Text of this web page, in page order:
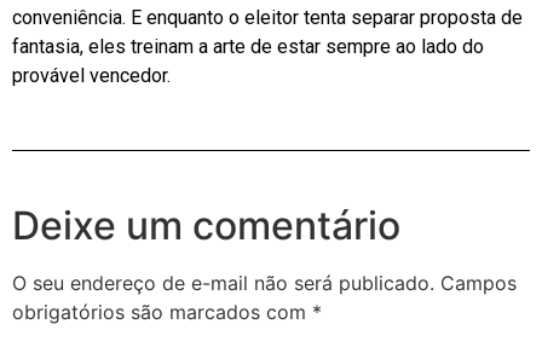
conveniência. E enquanto o eleitor tenta separar proposta de
fantasia, eles treinam a arte de estar sempre ao lado do
provável vencedor.
Deixe um comentário
O seu endereço de e-mail não será publicado. Campos
obrigatórios são marcados com *